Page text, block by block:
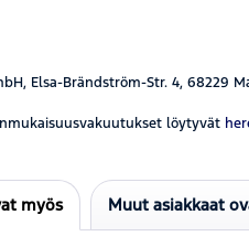
Elsa-Brändström-Str. 4, 68229
löytyvät
myös Muut asiakkaat